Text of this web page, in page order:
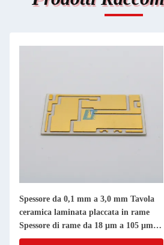
Spessore da 0,1 mm a 3,0 mm Tavola
ceramica laminata placcata in rame
Spessore di rame da 18 μm a 105 μm
Utilizzata in componenti elettronici ad